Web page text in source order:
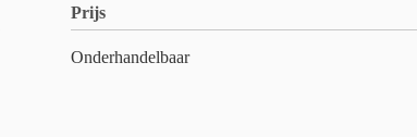
Prijs
Onderhandelbaar